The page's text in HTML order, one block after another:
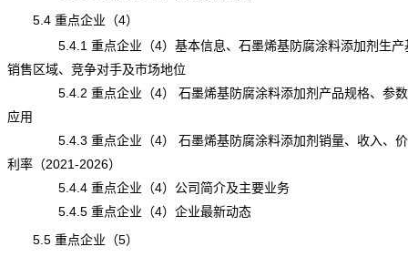
5.4 重点企业（4）
5.4.1 重点企业（4）基本信息、石墨烯基防腐涂料添加剂生产
销售区域、竞争对手及市场地位
5.4.2 重点企业（4） 石墨烯基防腐涂料添加剂产品规格、参数
应用
5.4.3 重点企业（4） 石墨烯基防腐涂料添加剂销量、收入、价
利率（2021-2026）
5.4.4 重点企业（4）公司简介及主要业务
5.4.5 重点企业（4）企业最新动态
5.5 重点企业（5）